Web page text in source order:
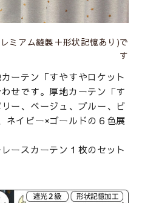
ミアム縫製＋形状記憶あり)で
す
ーテン「すやすやロケット
せです。厚地カーテン「す
ー、ベージュ、ブルー、ピ
ネイビー×ゴールドの６色展
ースカーテン１枚のセット